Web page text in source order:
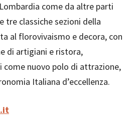
come da altre parti
tre classiche sezioni della
al florovivaismo e decora, con
di artigiani e ristora,
come nuovo polo di attrazione,
Italiana d’eccellenza.